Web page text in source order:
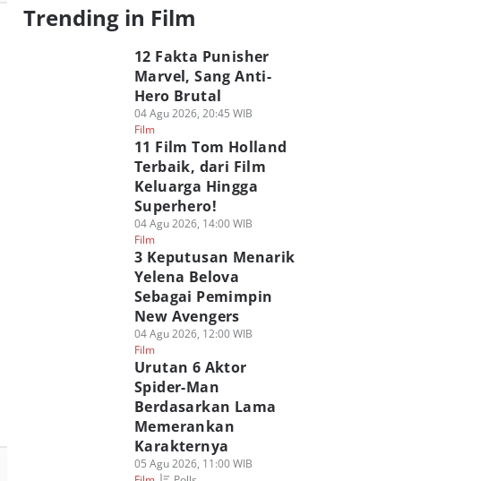
Trending in Film
12 Fakta Punisher
Marvel, Sang Anti-
Hero Brutal
04 Agu 2026, 20:45 WIB
Film
11 Film Tom Holland
Terbaik, dari Film
Keluarga Hingga
Superhero!
04 Agu 2026, 14:00 WIB
Film
3 Keputusan Menarik
Yelena Belova
Sebagai Pemimpin
New Avengers
04 Agu 2026, 12:00 WIB
Film
Urutan 6 Aktor
Spider-Man
Berdasarkan Lama
Memerankan
Karakternya
05 Agu 2026, 11:00 WIB